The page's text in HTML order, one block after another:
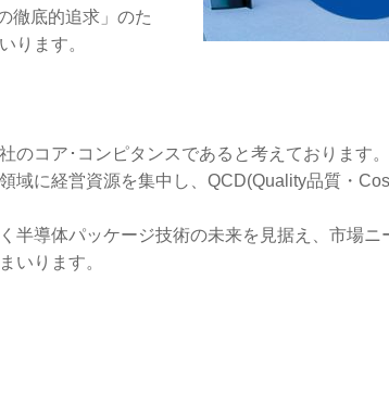
徹底的追求」のた
ります。
コア･コンピタンスであると考えております。
域に経営資源を集中し、QCD(Quality品質・
半導体パッケージ技術の未来を見据え、市場ニ
いります。